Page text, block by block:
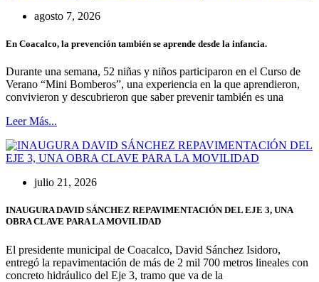
agosto 7, 2026
En Coacalco, la prevención también se aprende desde la infancia.
Durante una semana, 52 niñas y niños participaron en el Curso de
Verano “Mini Bomberos”, una experiencia en la que aprendieron,
convivieron y descubrieron que saber prevenir también es una
Leer Más...
julio 21, 2026
INAUGURA DAVID SÁNCHEZ REPAVIMENTACIÓN DEL EJE 3, UNA
OBRA CLAVE PARA LA MOVILIDAD
El presidente municipal de Coacalco, David Sánchez Isidoro,
entregó la repavimentación de más de 2 mil 700 metros lineales con
concreto hidráulico del Eje 3, tramo que va de la